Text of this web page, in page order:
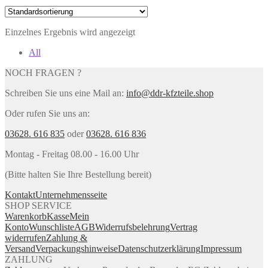
Einzelnes Ergebnis wird angezeigt
All
NOCH FRAGEN ?
Schreiben Sie uns eine Mail an: info@ddr-kfzteile.shop
Oder rufen Sie uns an:
03628. 616 835 oder03628. 616 836
Montag - Freitag 08.00 - 16.00 Uhr
(Bitte halten Sie Ihre Bestellung bereit)
KontaktUnternehmensseite
SHOP SERVICE
WarenkorbKasseMein
KontoWunschlisteAGBWiderrufsbelehrungVertrag
widerrufenZahlung &
VersandVerpackungshinweiseDatenschutzerklärungImpressum
ZAHLUNG